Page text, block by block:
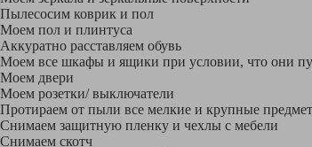
Пылесосим коврик и пол
Моем пол и плинтуса
Аккуратно расставляем обувь
Моем все шкафы и ящики при условии, что они
Моем двери
Моем розетки/ выключатели
Протираем от пыли все мелкие и крупные
Снимаем защитную пленку и чехлы с мебели
Снимаем скотч